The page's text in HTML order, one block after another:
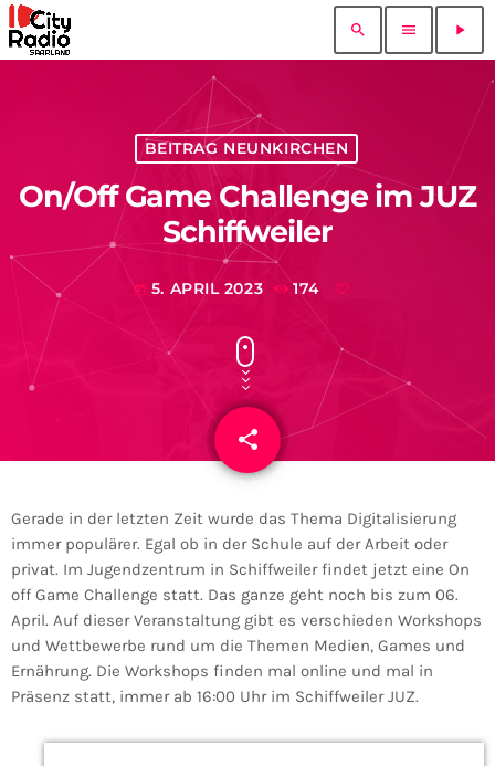
search menu play_arrow
BEITRAG NEUNKIRCHEN
On/Off Game Challenge im JUZ
Schiffweiler
today 5. APRIL 2023 174
share
email
Gerade in der letzten Zeit wurde das Thema Digitalisierung
immer populärer. Egal ob in der Schule auf der Arbeit oder
privat. Im Jugendzentrum in Schiffweiler findet jetzt eine On
off Game Challenge statt. Das ganze geht noch bis zum 06.
April. Auf dieser Veranstaltung gibt es verschieden Workshops
und Wettbewerbe rund um die Themen Medien, Games und
Ernährung. Die Workshops finden mal online und mal in
Präsenz statt, immer ab 16:00 Uhr im Schiffweiler JUZ.